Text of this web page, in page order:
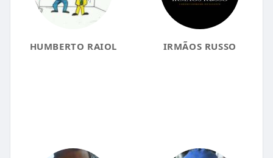
HUMBERTO RAIOL IRMÃOS RUSSO